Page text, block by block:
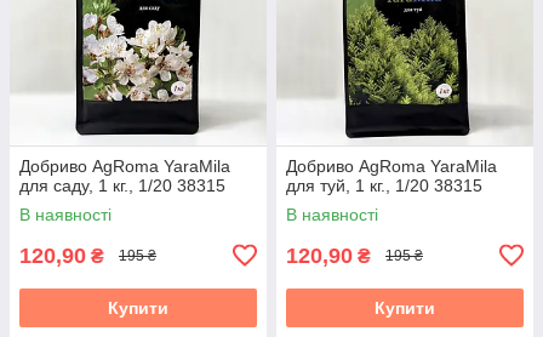
Добриво AgRoma YaraMila
для саду, 1 кг., 1/20 38315
В наявності
120,90 ₴ 195 ₴
Купити
Добриво AgRoma YaraMila
для туй, 1 кг., 1/20 38315
В наявності
120,90 ₴ 195 ₴
Купити